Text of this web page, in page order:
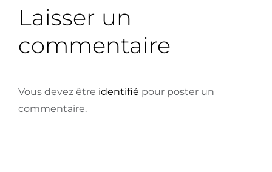
Laisser un
commentaire
Vous devez être identifié pour poster un
commentaire.